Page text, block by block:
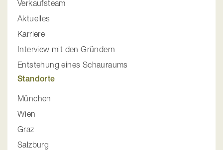
Verkaufsteam
Aktuelles
Karriere
Interview mit den Gründern
Entstehung eines Schauraums
Standorte
München
Wien
Graz
Salzburg